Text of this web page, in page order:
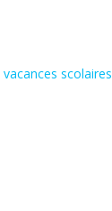
scolaires